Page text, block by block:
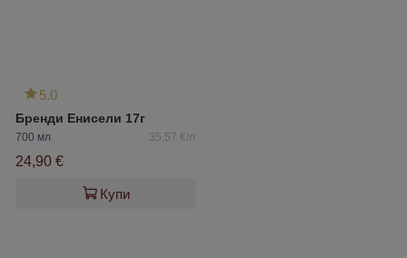
5.0
Бренди Енисели 17г
700 мл 35,57 €/л
24,90 €
Купи